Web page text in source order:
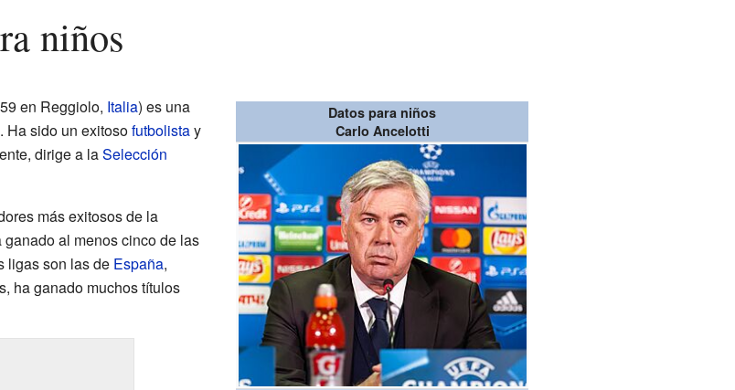
niños
Datos para niños
Carlo Ancelotti
en Reggiolo, Italia) es una
. Ha sido un exitosofutbolistay
dirige a laSelección
más exitosos de la
al menos cinco de las
ligas son las de España,
ha ganado muchos títulos